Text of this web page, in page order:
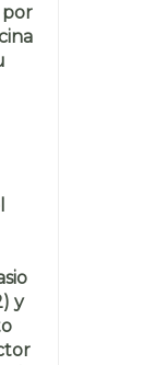
por
y